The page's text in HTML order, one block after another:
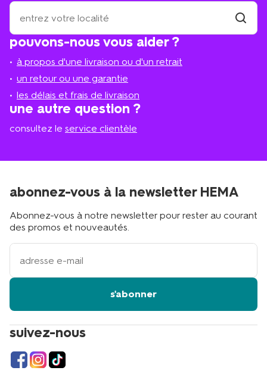
pouvons-nous vous aider ?
à propos d'une livraison ou d'un retrait
un retour ou une garantie
les délais et frais de livraison
une autre question ?
consultez le service clientèle
où
trouve
le
le
plus
proche
trouver
suivez-nous
abonnez-vous à la newsletter HEMA
Abonnez-vous à notre newsletter pour rester au courant
des promos et nouveautés.
votre
adresse
s'abonner